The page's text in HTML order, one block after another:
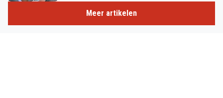
Meer artikelen